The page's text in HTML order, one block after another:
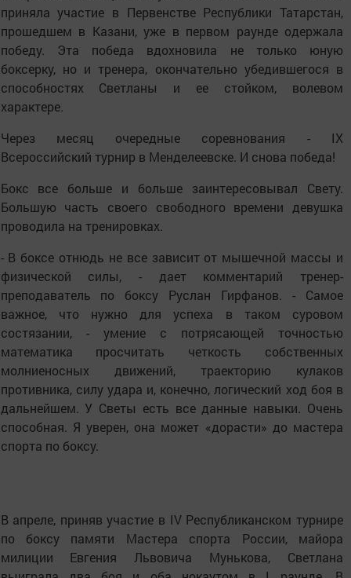
приняла участие в Первенстве Республики Татарстан,
прошедшем в Казани, уже в первом раунде одержала
победу. Эта победа вдохновила не только юную
боксерку, но и тренера, окончательно убедившегося в
способностях Светланы и ее стойком, волевом
характере.
Через месяц очередные соревнования - IX
Всероссийский турнир в Менделеевске. И снова победа!
Бокс все больше и больше заинтересовывал Свету.
Большую часть своего свободного времени девушка
проводила на тренировках.
- В боксе отнюдь не все зависит от мышечной массы и
физической силы, - дает комментарий тренер-
преподаватель по боксу Руслан Гирфанов. - Самое
важное, что нужно для успеха в таком суровом
состязании, - умение с потрясающей точностью
математика просчитать четкость собственных
молниеносных движений, траекторию кулаков
противника, силу удара и, конечно, логический ход боя в
дальнейшем. У Светы есть все данные навыки. Очень
способная. Я уверен, она может «дорасти» до мастера
спорта по боксу.
В апреле, приняв участие в IV Республиканском турнире
по боксу памяти Мастера спорта России, майора
милиции Евгения Львовича Мунькова, Светлана